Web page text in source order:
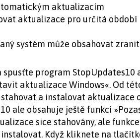
aktualizacím
aktualizace pro určitá období
systém může obsahovat
spusťte program StopUpdates10
aktualizace Windows«. Od
a instalovat aktualizace
ale obsahuje ještě funkci
sice stahovány, ale
Když kliknete na